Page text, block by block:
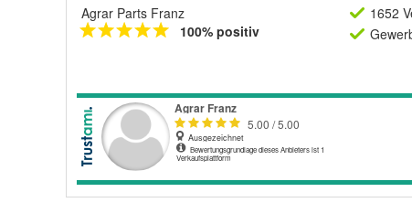
Agrar Parts Franz
100% positiv
1652